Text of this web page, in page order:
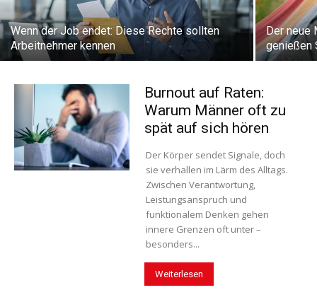
Wenn der Job endet: Diese Rechte sollten
Arbeitnehmer kennen
Der neue
genießen
Burnout auf Raten:
Warum Männer oft zu
spät auf sich hören
Der Körper sendet Signale, doch
sie verhallen im Lärm des Alltags.
Zwischen Verantwortung,
Leistungsanspruch und
funktionalem Denken gehen
innere Grenzen oft unter –
besonders...
Weiterlesen